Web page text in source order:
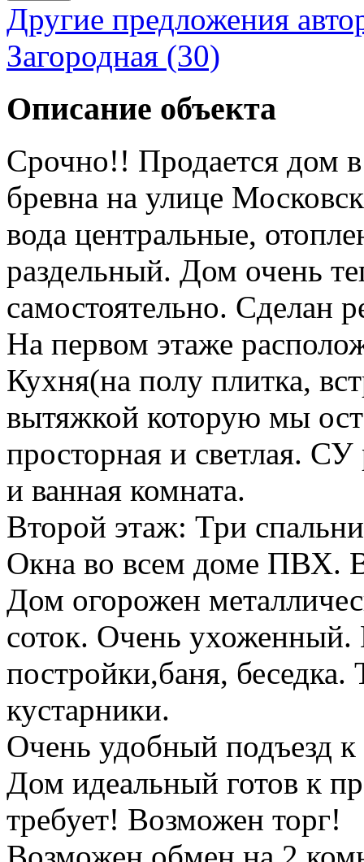
Другие предложения
Загородная (30)
Описание объекта
Срочно!! Продается дом
бревна на улице
вода центральные,
раздельный. Дом очень
самостоятельно. Сделан
На первом этаже
Кухня(на полу плитка,
вытяжкой которую мы
просторная и светлая.
и ванная комната.
Второй этаж: Три
Окна во всем доме ПВХ.
Дом огорожен
соток. Очень
постройки,баня,
кустарники.
Очень удобный подъезд
Дом идеальный готов к
требует! Возможен торг!